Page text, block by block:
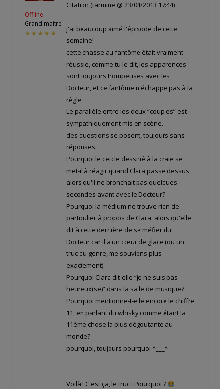
Offline
Grand maitre
★★★★★
Citation (tarmine @ 23/04/2013 17:44)
j'ai beaucoup aimé l'épisode de cette
semaine!
cette chasse au fantôme était vraiment
réussie, comme tu le dit, les apparences
sont toujours trompeuses avec les
Docteur, et ce fantôme n'échappe pas à la
règle.
Le parallèle entre les deux “couples” est
sympathiquement mis en scène.
des questions se posent, toujours sans
réponses.
Pourquoi le cercle dessiné à la craie se
met-il à réagir quand Clara passe dessus,
alors qu'il ne bronchait pas quelques
secondes avant avec le Docteur?
Pourquoi la médium ne trouve rien de
particulier à propos de Clara, alors qu'elle
dit à cette dernière de se méfier du
Docteur car il a un cœur de glace (ou un
truc du genre, me souviens plus
exactement).
Pourquoi Clara dit-elle “je ne suis pas
heureux(se)” dans la salle de musique?
Pourquoi mentionne-t-elle encore le chiffre
11, en parlant du whisky comme étant la
11ème chose la plus dégoutante au
monde?
pourquoi, toujours pourquoi ^___^
Voilà ! C'est ça, le truc ! Pourquoi ?